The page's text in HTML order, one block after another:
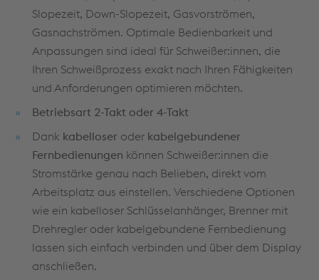
Slopezeit, Down-Slopezeit, Gasvorströmen,
Gasnachströmen. Optimale Bedienbarkeit und
Anpassungen sind ideal für Schweißer:innen, die
Ihren Schweißprozess exakt nach Ihren Fähigkeiten
und Anforderungen optimieren möchten.
Betriebsart 2-Takt oder 4-Takt
Dank kabelloser oder kabelgebundener
Fernbedienungen können Schweißer:innen die
Stromstärke genau nach Belieben, direkt vom
Arbeitsplatz aus einstellen. Verschiedene Optionen
wie ein kabelloser Schlüsselanhänger, Brenner mit
Drehregler oder kabelgebundene Fernbedienung
lassen sich einfach verbinden und über dem Display
anschließen.